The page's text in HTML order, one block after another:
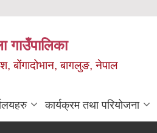
गाउँपालिका
बोंगादोभान, बागलुङ, नेपाल
कार्यक्रम तथा परियोजना